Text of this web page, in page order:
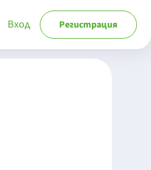
Вход Регистрация